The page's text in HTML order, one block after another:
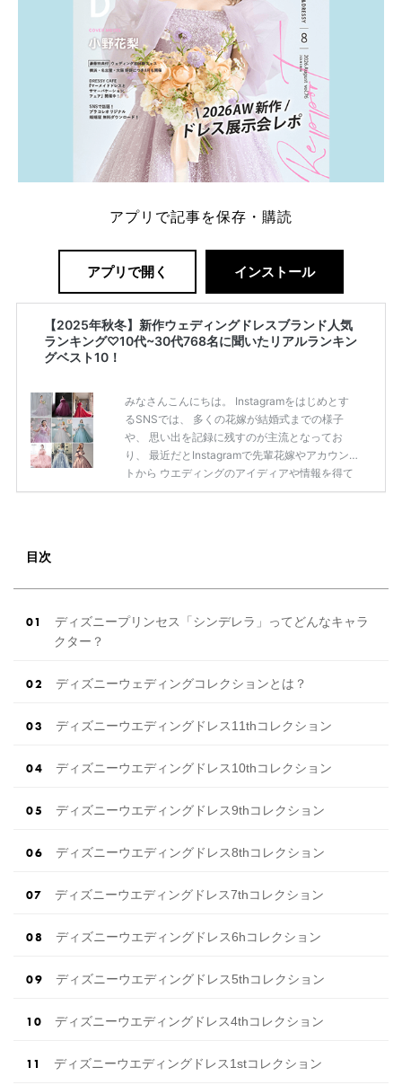
アプリで記事を保存・購読
アプリで開く インストール
【2025年秋冬】新作ウェディングドレスブランド人気
ランキング♡10代~30代768名に聞いたリアルランキン
グベスト10！
みなさんこんにちは。 Instagramをはじめとす
るSNSでは、 多くの花嫁が結婚式までの様子
や、 思い出を記録に残すのが主流となってお
り、 最近だとInstagramで先輩花嫁やアカウン
トから ウエディングのアイディアや情報を得て
いる花嫁が増えてきていますよね。 ​ 今回は常に
の女性がドレスにこ […]
続きを読む
目次
ディズニープリンセス「シンデレラ」ってどんなキャラ
クター？
ディズニーウェディングコレクションとは？
ディズニーウエディングドレス11thコレクション
ディズニーウエディングドレス10thコレクション
ディズニーウエディングドレス9thコレクション
ディズニーウエディングドレス8thコレクション
ディズニーウエディングドレス7thコレクション
ディズニーウエディングドレス6hコレクション
ディズニーウエディングドレス5thコレクション
ディズニーウエディングドレス4thコレクション
ディズニーウエディングドレス1stコレクション